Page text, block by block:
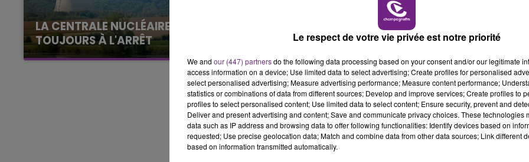
15h00 - 19h00
LE CLUB CHAMPAGNE FM
19h00 - 19h15
LA POP MACHINE - CHAMPAGNE FM
LA CENTRALE NUCLÉAIRE DE CHOOZ
TOUJOURS À L'ARRÊT
Cela fait déjà une semaine que la centrale
nucléaire ardennaise est à l'arrêt. Une situation
justifiée par la sécheresse intense qui est
LE MAGASIN JOUÉCLUB DE REIMS FERME
SES PORTES
rémois. Le magasin JouéClub est contraint de
fermer ses portes.
Le respect de votre vie privée est notre priorité
We and our (447) partnersdo the following data processing based on your consent and/or our legitimate
access information on a device; Use limited data to select advertising; Create profiles for personalised
select personalised advertising; Measure advertising performance; Measure content performance;
statistics or combinations of data from different sources; Develop and improve services; Create profiles to
profiles to select personalised content; Use limited data to select content; Ensure security, prevent and
Deliver and present advertising and content; Save and communicate privacy choices. These technologies
data such as IP address and browsing data to offer following functionalities: Identify devices based on
requested; Use precise geolocation data; Match and combine data from other data sources; Link different
based on information transmitted automatically.